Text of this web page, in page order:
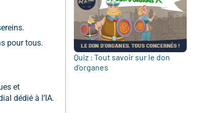
pour tous.
et
dédié à l’IA.
Quiz : Tout savoir sur le don
d’organes